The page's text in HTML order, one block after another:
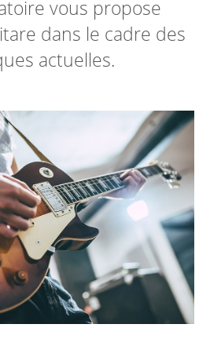
vous propose
dans le cadre des
actuelles.